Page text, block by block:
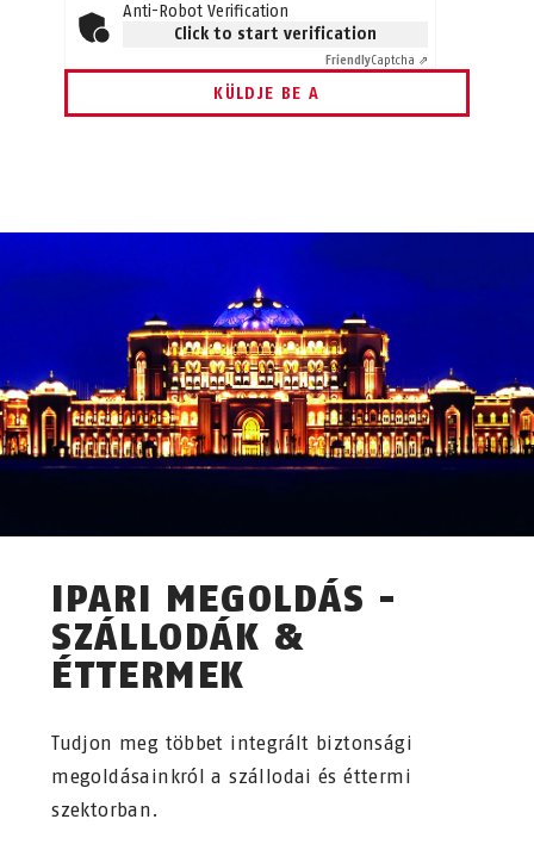
Anti-Robot Verification
Click to start verification
FriendlyCaptcha ⇗
KÜLDJE BE A
IPARI MEGOLDÁS -
SZÁLLODÁK &
ÉTTERMEK
Tudjon meg többet integrált biztonsági
megoldásainkról a szállodai és éttermi
szektorban.